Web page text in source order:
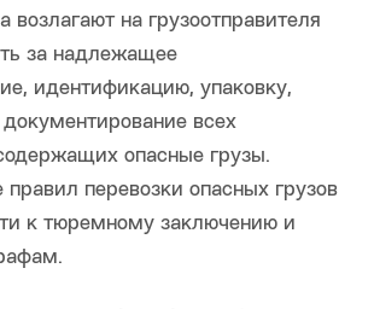
возлагают на грузоотправителя
за надлежащее
идентификацию, упаковку,
всех
опасные грузы.
перевозки опасных грузов
к тюремному заключению и